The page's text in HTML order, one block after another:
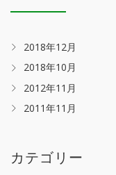
2018年12月
2018年10月
2012年11月
2011年11月
カテゴリー